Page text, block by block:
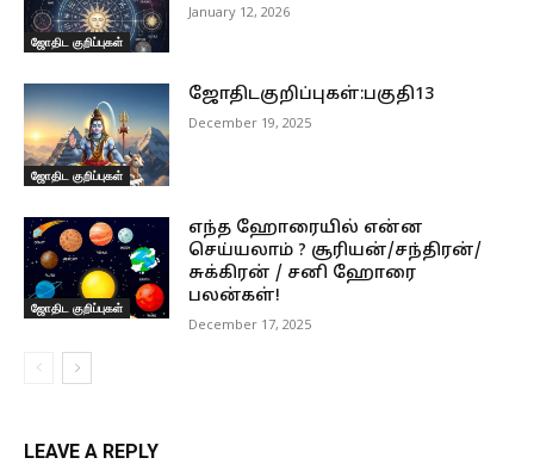
ஜோதிட குறிப்புகள்
January 12, 2026
ஜோதிட குறிப்புகள்
ஜோதிடகுறிப்புகள்:பகுதி13
December 19, 2025
ஜோதிட குறிப்புகள்
எந்த ஹோரையில் என்ன
செய்யலாம் ? சூரியன்/சந்திரன்/
சுக்கிரன் / சனி ஹோரை
பலன்கள்!
December 17, 2025
LEAVE A REPLY